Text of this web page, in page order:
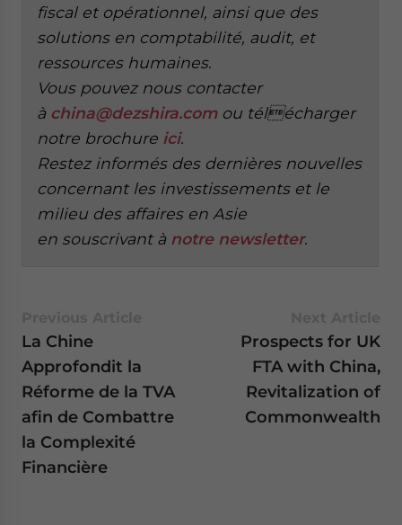
fiscal et opérationnel, ainsi que des
solutions en comptabilité, audit, et
ressources humaines.
Vous pouvez nous contacter
à china@dezshira.com ou télécharger
notre brochure ici.
Restez informés des dernières nouvelles
concernant les investissements et le
milieu des affaires en Asie
en souscrivant à notre newsletter.
La Chine
Approfondit la
Réforme de la TVA
afin de Combattre
la Complexité
Financière
Prospects for UK
FTA with China,
Revitalization of
Commonwealth